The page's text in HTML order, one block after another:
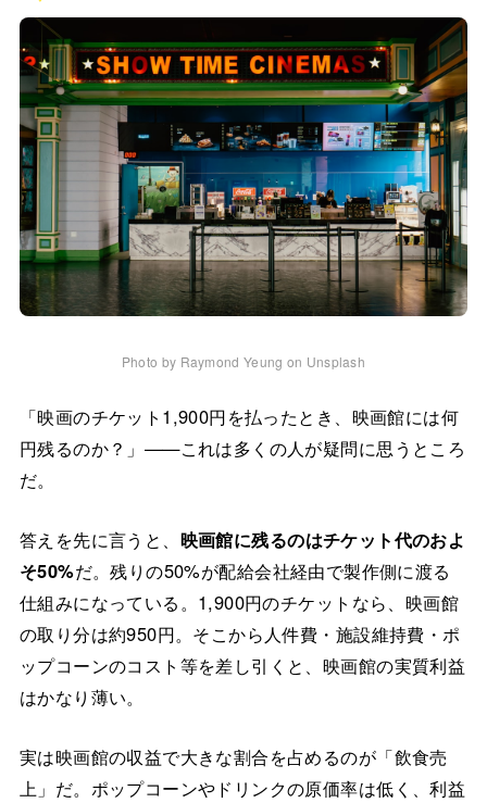
Photo by Raymond Yeung on Unsplash
「映画のチケット1,900円を払ったとき、映画館には何
円残るのか？」——これは多くの人が疑問に思うところ
だ。
答えを先に言うと、 映画館に残るのはチケット代のおよ
そ50%だ。残りの50%が配給会社経由で製作側に渡る
仕組みになっている。1,900円のチケットなら、映画館
の取り分は約950円。そこから人件費・施設維持費・ポ
ップコーンのコスト等を差し引くと、映画館の実質利益
はかなり薄い。
実は映画館の収益で大きな割合を占めるのが「飲食売
上」だ。ポップコーンやドリンクの原価率は低く、利益